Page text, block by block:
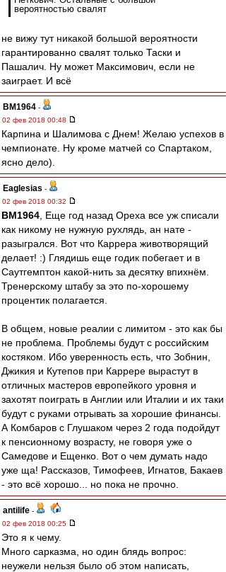
вероятностью свалят
не вижу тут никакой большой вероятности
гарантированно свалят только Таски и
Пашалич. Ну может Максимович, если не
заиграет. И всё
BM1964 -
02 фев 2018 00:48
Карпина и Шалимова с Днем! Желаю успехов в
чемпионате. Ну кроме матчей со Спартаком,
ясно дело).
Eaglesias -
02 фев 2018 00:32
BM1964 , Еще год назад Ореха все уж списали
как никому не нужную рухлядь, ан нате -
разыгрался. Вот что Каррера животворящий
делает! :) Глядишь еще годик побегает и в
Саутгемптон какой-нить за десятку впихнём.
Тренерскому штабу за это по-хорошему
процентик полагается.
В общем, новые реалии с лимитом - это как бы
не проблема. Проблемы будут с российским
костяком. Ибо уверенность есть, что Зобнин,
Джикия и Кутепов при Каррере вырастут в
отличных мастеров европейкого уровня и
захотят поиграть в Англии или Италии и их таки
будут с руками отрывать за хорошие финансы.
А Комбаров с Глушаком через 2 года подойдут
к пенсионному возрасту, не говоря уже о
Самедове и Ещенко. Вот о чем думать надо
уже ща! Рассказов, Тимофеев, Игнатов, Бакаев
- это всё хорошо... но пока не прочно.
antilife -
02 фев 2018 00:25
Это я к чему.
Много сарказма, но один блядь вопрос:
неужели нельзя было об этом написать,